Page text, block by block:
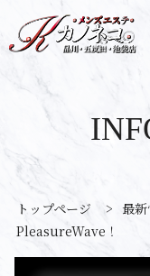
トップページ > 最
PleasureWave！